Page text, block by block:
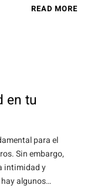
READ MORE
en tu
para el
Sin embargo,
intimidad y
algunos…